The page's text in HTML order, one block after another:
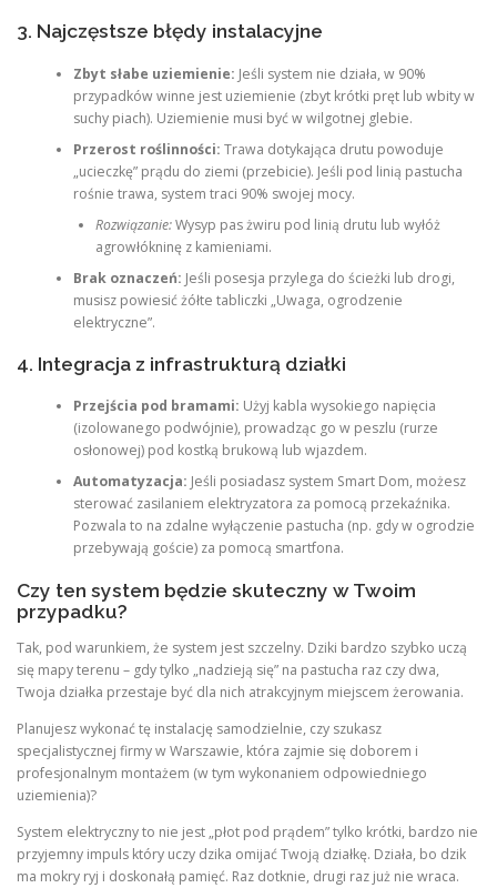
3. Najczęstsze błędy instalacyjne
Zbyt słabe uziemienie: Jeśli system nie działa, w 90%
przypadków winne jest uziemienie (zbyt krótki pręt lub wbity w
suchy piach). Uziemienie musi być w wilgotnej glebie.
Przerost roślinności: Trawa dotykająca drutu powoduje
„ucieczkę” prądu do ziemi (przebicie). Jeśli pod linią pastucha
rośnie trawa, system traci 90% swojej mocy.
Rozwiązanie:Wysyp pas żwiru pod linią drutu lub wyłóż
agrowłókninę z kamieniami.
Brak oznaczeń: Jeśli posesja przylega do ścieżki lub drogi,
musisz powiesić żółte tabliczki „Uwaga, ogrodzenie
elektryczne”.
4. Integracja z infrastrukturą działki
Przejścia pod bramami: Użyj kabla wysokiego napięcia
(izolowanego podwójnie), prowadząc go w peszlu (rurze
osłonowej) pod kostką brukową lub wjazdem.
Automatyzacja: Jeśli posiadasz system Smart Dom, możesz
sterować zasilaniem elektryzatora za pomocą przekaźnika.
Pozwala to na zdalne wyłączenie pastucha (np. gdy w ogrodzie
przebywają goście) za pomocą smartfona.
Czy ten system będzie skuteczny w Twoim
przypadku?
Tak, pod warunkiem, że system jest szczelny. Dziki bardzo szybko uczą
się mapy terenu – gdy tylko „nadzieją się” na pastucha raz czy dwa,
Twoja działka przestaje być dla nich atrakcyjnym miejscem żerowania.
Planujesz wykonać tę instalację samodzielnie, czy szukasz
specjalistycznej firmy w Warszawie, która zajmie się doborem i
profesjonalnym montażem (w tym wykonaniem odpowiedniego
uziemienia)?
System elektryczny to nie jest „płot pod prądem” tylko krótki, bardzo nie
przyjemny impuls który uczy dzika omijać Twoją działkę. Działa, bo dzik
ma mokry ryj i doskonałą pamięć. Raz dotknie, drugi raz już nie wraca.